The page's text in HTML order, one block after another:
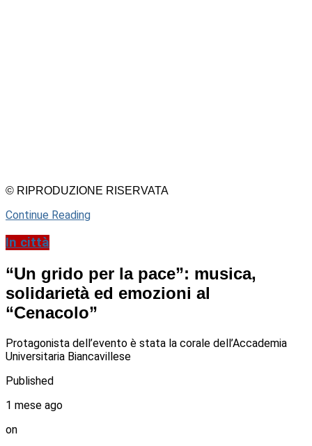
© RIPRODUZIONE RISERVATA
Continue Reading
In città
“Un grido per la pace”: musica,
solidarietà ed emozioni al
“Cenacolo”
Protagonista dell’evento è stata la corale dell’Accademia
Universitaria Biancavillese
Published
1 mese ago
on